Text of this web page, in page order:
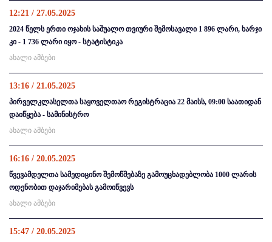
12:21 / 27.05.2025
2024 წელს ერთი ოჯახის საშუალო თვიური შემოსავალი 1 896 ლარი, ხარჯი
კი - 1 736 ლარი იყო - სტატისტიკა
ახალი ამბები
13:16 / 21.05.2025
პირველკლასელთა საყოველთაო რეგისტრაცია 22 მაისს, 09:00 საათიდან
დაიწყება - სამინისტრო
ახალი ამბები
16:16 / 20.05.2025
წვევამდელთა სამედიცინო შემოწმებაზე გამოუცხადებლობა 1000 ლარის
ოდენობით დაჯარიმებას გამოიწვევს
ახალი ამბები
15:47 / 20.05.2025